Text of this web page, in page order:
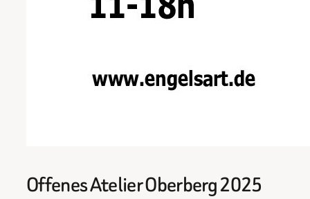
Offenes Atelier Oberberg 2025